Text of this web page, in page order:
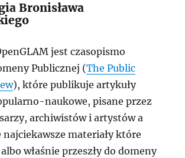
Bronisława
jest czasopismo
Publicznej (The Public
), które publikuje artykuły
naukowe, pisane przez
archiwistów i artystów a
najciekawsze materiały które
właśnie przeszły do domeny